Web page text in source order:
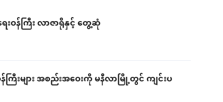
ဝန်ကြီး လာဇာရိုနှင့် တွေ့ဆုံ
ြီးများ အစည်းအဝေးကို မနီလာမြို့တွင် ကျင်းပ